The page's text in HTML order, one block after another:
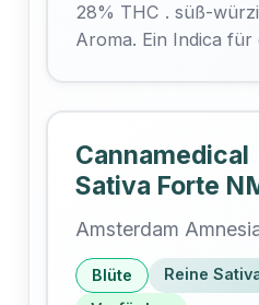
28% THC . süß-
Aroma. Ein Indica für
Cannamedical
Sativa Forte
Amsterdam
Blüte Reine